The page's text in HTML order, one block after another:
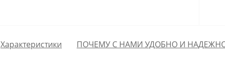
Характеристики ПОЧЕМУ С НАМИ УДОБНО И